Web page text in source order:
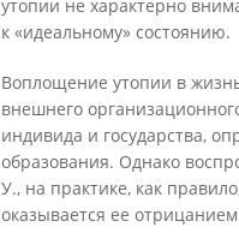
утопии не характерно
к «идеальному» состоянию.
Воплощение утопии в
внешнего
индивида и государства,
образования. Однако
У., на практике, как
оказывается ее